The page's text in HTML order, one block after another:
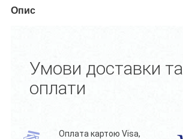
Опис
Умови доставки та
оплати
Оплата картою Visa,